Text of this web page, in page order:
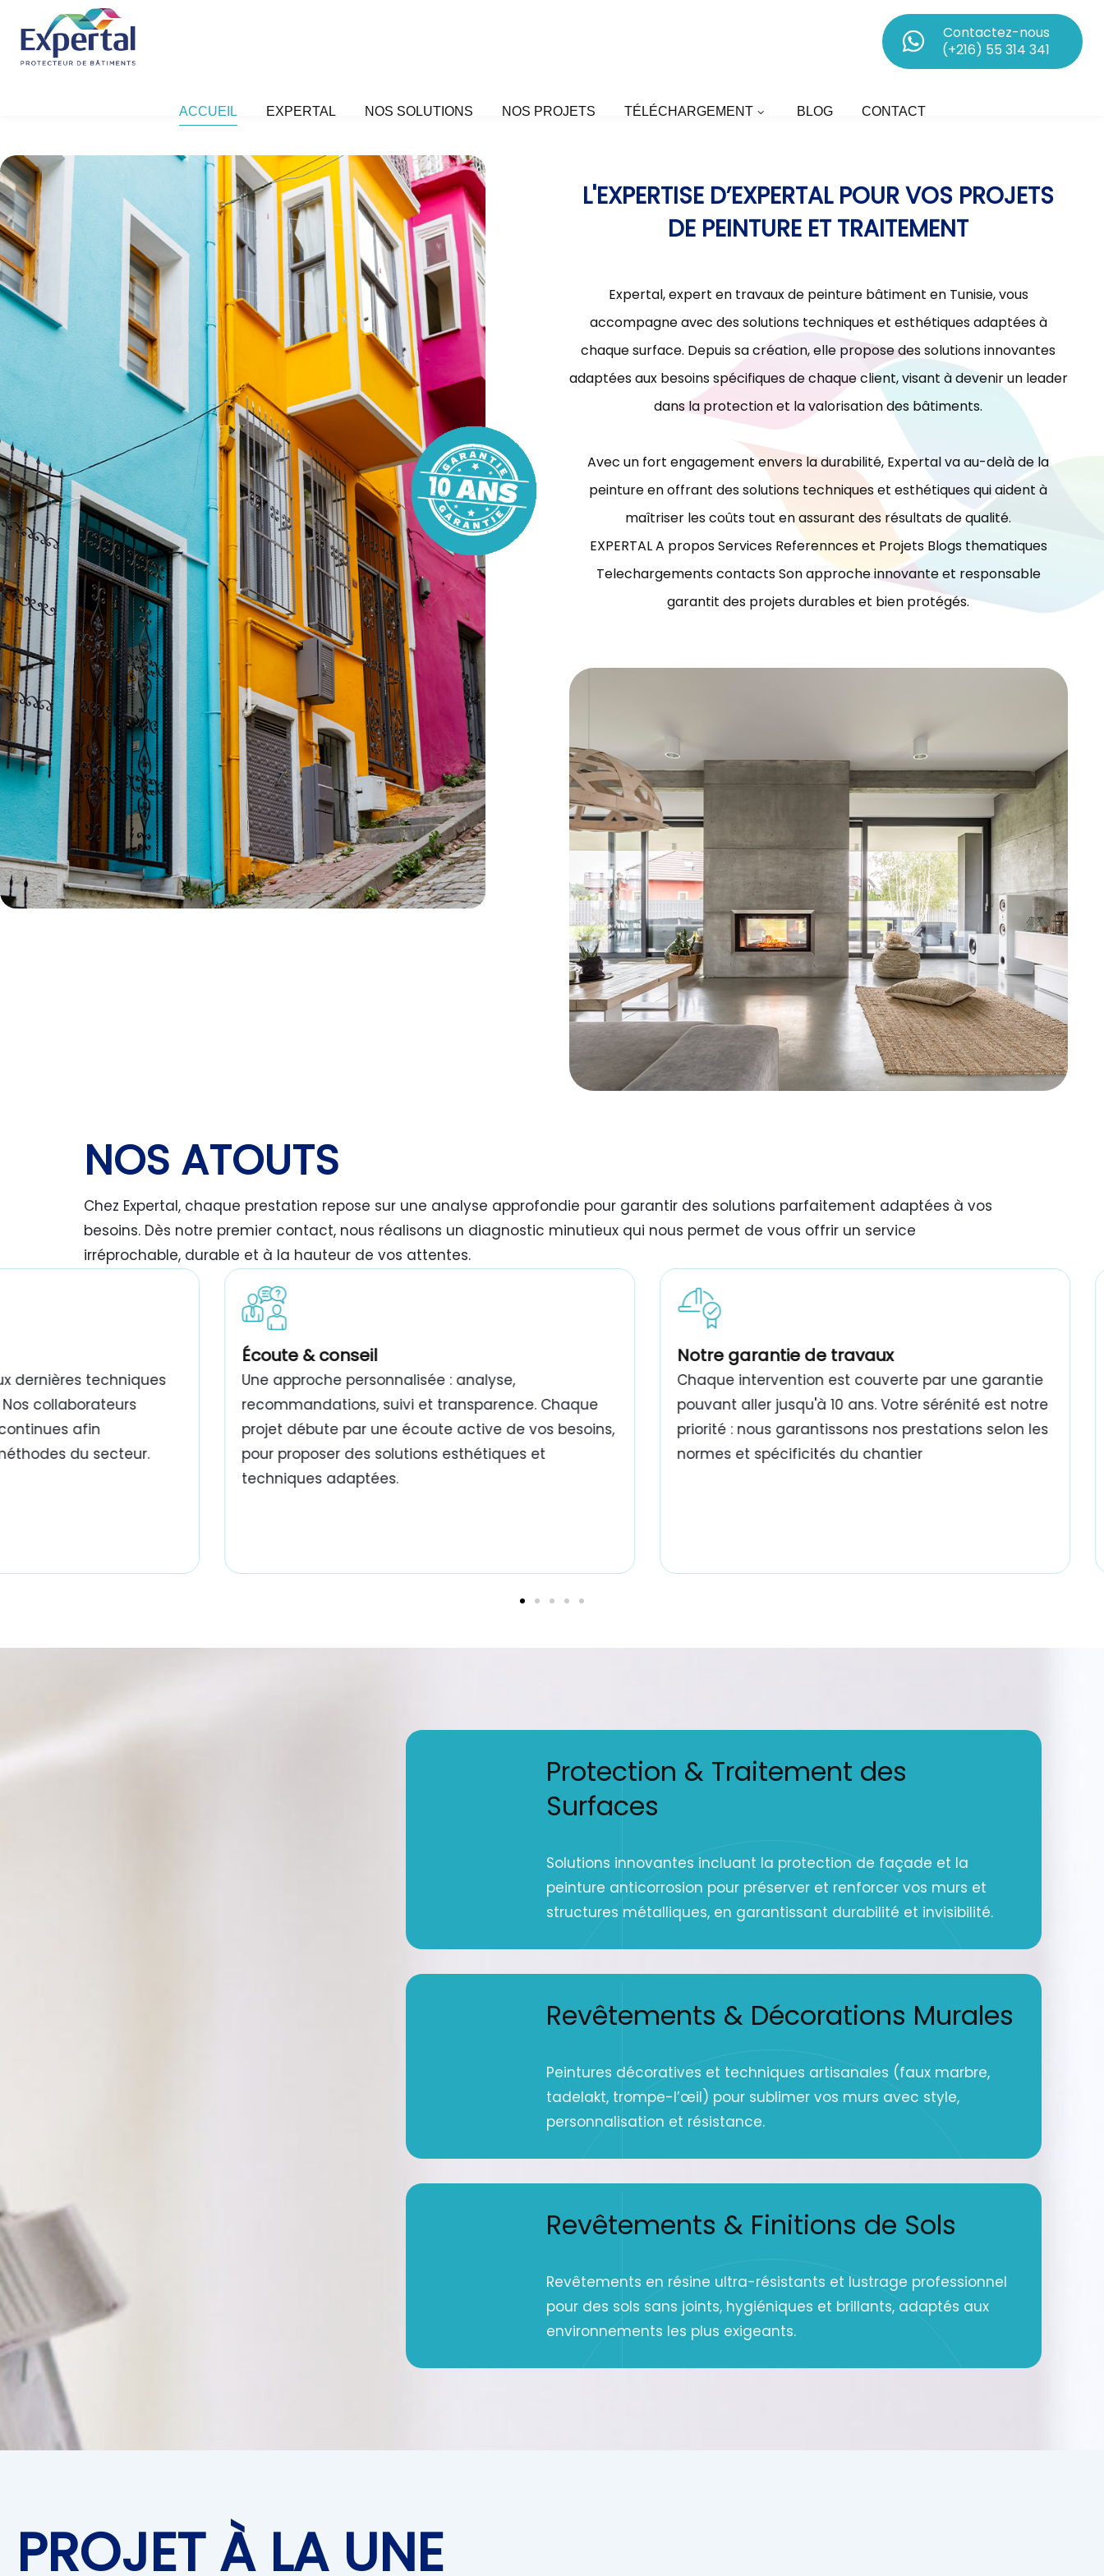
Contactez-nous
(+216) 55 314 341
ACCUEIL EXPERTAL NOS SOLUTIONS NOS PROJETS TÉLÉCHARGEMENT BLOG CONTACT
L'EXPERTISE D’EXPERTAL POUR VOS PROJETS
DE PEINTURE ET TRAITEMENT
Expertal, expert en travaux de peinture bâtiment en Tunisie, vous
accompagne avec des solutions techniques et esthétiques adaptées à
chaque surface. Depuis sa création, elle propose des solutions innovantes
adaptées aux besoins spécifiques de chaque client, visant à devenir un leader
dans la protection et la valorisation des bâtiments.
Avec un fort engagement envers la durabilité, Expertal va au-delà de la
peinture en offrant des solutions techniques et esthétiques qui aident à
maîtriser les coûts tout en assurant des résultats de qualité.
EXPERTAL A propos Services Referennces et Projets Blogs thematiques
Telechargements contacts Son approche innovante et responsable
garantit des projets durables et bien protégés.
NOS ATOUTS
Chez Expertal, chaque prestation repose sur une analyse approfondie pour garantir des solutions parfaitement adaptées à vos
besoins. Dès notre premier contact, nous réalisons un diagnostic minutieux qui nous permet de vous offrir un service
irréprochable, durable et à la hauteur de vos attentes.
travaux de peinture bâtiment Tunisie
dernières techniques
collaborateurs
afin
du secteur.
Écoute & conseil
Une approche personnalisée : analyse,
recommandations, suivi et transparence. Chaque
projet débute par une écoute active de vos besoins,
pour proposer des solutions esthétiques et
techniques adaptées.
Notre garantie de travaux
Chaque intervention est couverte par une garantie
pouvant aller jusqu'à 10 ans. Votre sérénité est notre
priorité : nous garantissons nos prestations selon les
normes et spécificités du chantier
Protection & Traitement des
Surfaces
Solutions innovantes incluant la protection de façade et la
peinture anticorrosion pour préserver et renforcer vos murs et
structures métalliques, en garantissant durabilité et invisibilité.
Revêtements & Décorations Murales
Peintures décoratives et techniques artisanales (faux marbre,
tadelakt, trompe-l’œil) pour sublimer vos murs avec style,
personnalisation et résistance.
Revêtements & Finitions de Sols
Revêtements en résine ultra-résistants et lustrage professionnel
pour des sols sans joints, hygiéniques et brillants, adaptés aux
environnements les plus exigeants.
PROJET À LA UNE